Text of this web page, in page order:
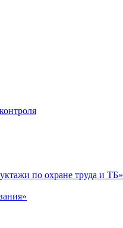
по охране труда и ТБ»